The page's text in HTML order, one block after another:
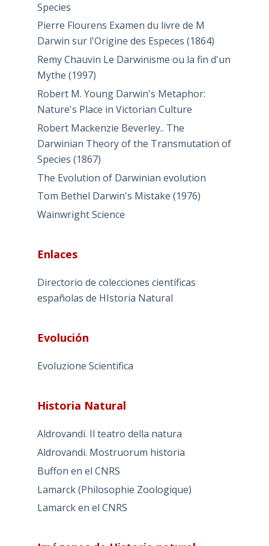
Species
Pierre Flourens Examen du livre de M
Darwin sur l'Origine des Especes (1864)
Remy Chauvin Le Darwinisme ou la fin d'un
Mythe (1997)
Robert M. Young Darwin's Metaphor:
Nature's Place in Victorian Culture
Robert Mackenzie Beverley.. The
Darwinian Theory of the Transmutation of
Species (1867)
The Evolution of Darwinian evolution
Tom Bethel Darwin's Mistake (1976)
Wainwright Science
Enlaces
Directorio de colecciones científicas
españolas de HIstoria Natural
Evolución
Evoluzione Scientifica
Historia Natural
Aldrovandi. Il teatro della natura
Aldrovandi. Mostruorum historia
Buffon en el CNRS
Lamarck (Philosophie Zoologique)
Lamarck en el CNRS